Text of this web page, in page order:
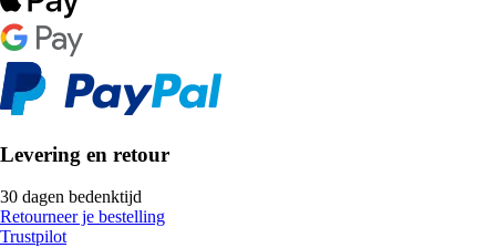
Levering en retour
30 dagen bedenktijd
Retourneer je bestelling
Trustpilot